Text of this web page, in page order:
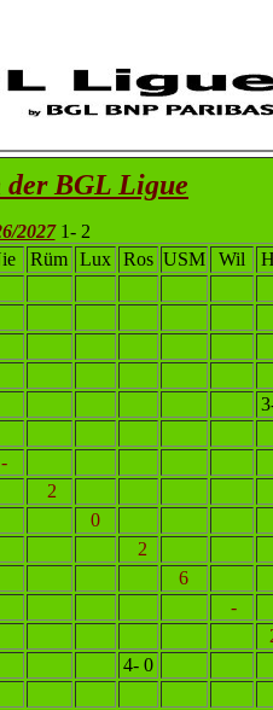
der BGL Ligue
20271- 2
Rüm Lux Ros USM Wil
-
2
0
2
6
-
4- 0